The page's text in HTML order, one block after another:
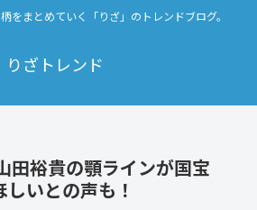
をまとめていく「りざ」のトレンドブログ。
りざトレンド
田裕貴の顎ラインが国宝
いとの声も！